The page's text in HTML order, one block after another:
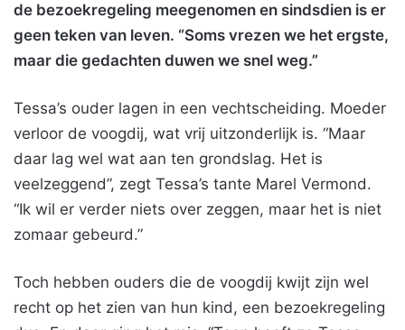
de bezoekregeling meegenomen en sindsdien is er
geen teken van leven. “Soms vrezen we het ergste,
maar die gedachten duwen we snel weg.”
Tessa’s ouder lagen in een vechtscheiding. Moeder
verloor de voogdij, wat vrij uitzonderlijk is. “Maar
daar lag wel wat aan ten grondslag. Het is
veelzeggend”, zegt Tessa’s tante Marel Vermond.
“Ik wil er verder niets over zeggen, maar het is niet
zomaar gebeurd.”
Toch hebben ouders die de voogdij kwijt zijn wel
recht op het zien van hun kind, een bezoekregeling